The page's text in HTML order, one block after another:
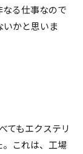
る仕事なので
かと思いま
てもエクステリ
これは、工場